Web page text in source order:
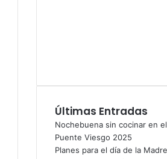
Últimas Entradas
Nochebuena sin cocinar en
Puente Viesgo 2025
Planes para el día de la